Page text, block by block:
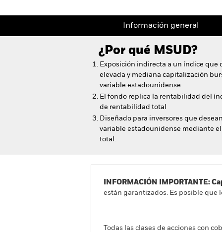
Información general
¿Por qué MSUD?
Exposición indirecta a un índice que
elevada y mediana capitalización
variable estadounidense
El fondo replica la rentabilidad del
de rentabilidad total
Diseñado para inversores que
variable estadounidense mediante
total.
INFORMACIÓN IMPORTANTE:
están garantizados. Es posible
Todas las clases de acciones con